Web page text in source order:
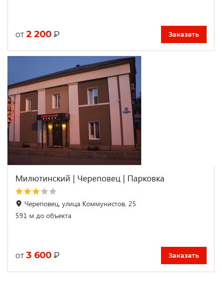
от 2 200 ₽ Заказать
Милютинский | Череповец | Парковка
Череповец, улица Коммунистов, 25
591 м до объекта
от 3 600 ₽ Заказать